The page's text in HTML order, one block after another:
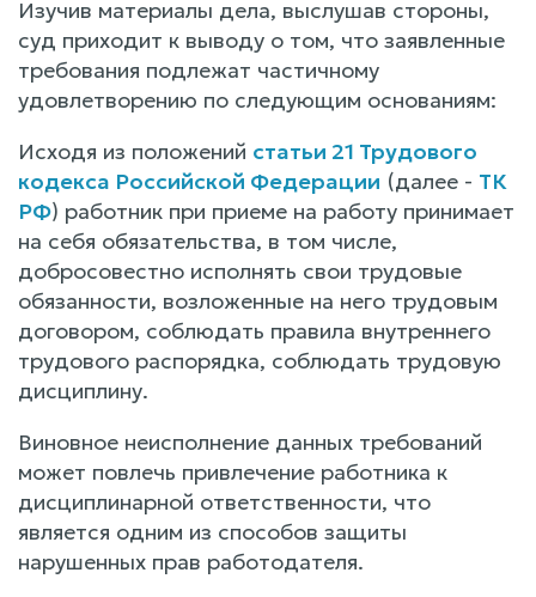
Изучив материалы дела, выслушав стороны,
суд приходит к выводу о том, что заявленные
требования подлежат частичному
удовлетворению по следующим основаниям:
Исходя из положений статьи 21 Трудового
кодекса Российской Федерации (далее - ТК
РФ) работник при приеме на работу принимает
на себя обязательства, в том числе,
добросовестно исполнять свои трудовые
обязанности, возложенные на него трудовым
договором, соблюдать правила внутреннего
трудового распорядка, соблюдать трудовую
дисциплину.
Виновное неисполнение данных требований
может повлечь привлечение работника к
дисциплинарной ответственности, что
является одним из способов защиты
нарушенных прав работодателя.